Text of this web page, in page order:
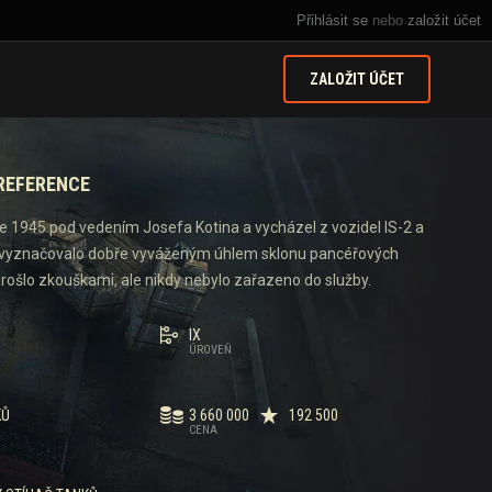
Přihlásit se nebo založit účet
ZALOŽIT ÚČET
1945 pod vedením Josefa Kotina a vycházel z vozidel IS-2 a
dobře vyváženým úhlem sklonu pancéřových
zkouškami, ale nikdy nebylo zařazeno do služby.
ÚROVEŇ
IX
CENA
3 660 000 192 500